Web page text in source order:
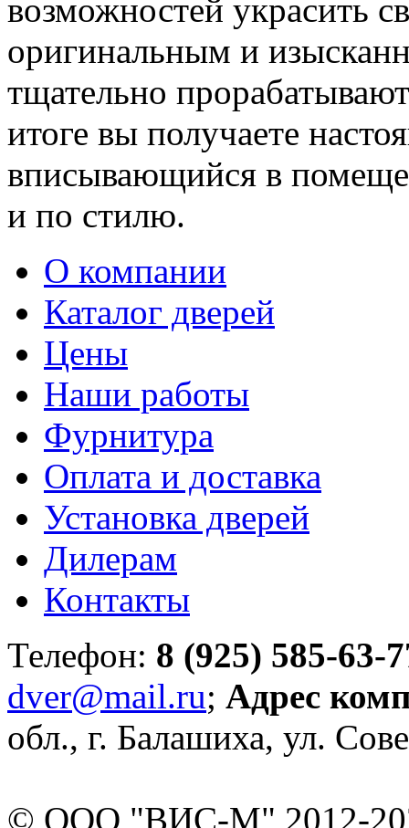
возможностей украсить
оригинальным и
тщательно
итоге вы получаете
вписывающийся в
и по стилю.
О компании
Каталог дверей
Цены
Наши работы
Фурнитура
Оплата и доставка
Установка дверей
Дилерам
Контакты
Телефон: 8 (925) 585-63-
dver@mail.ru; Адрес
обл., г. Балашиха, ул.
© ООО "ВИС-М" 2012-